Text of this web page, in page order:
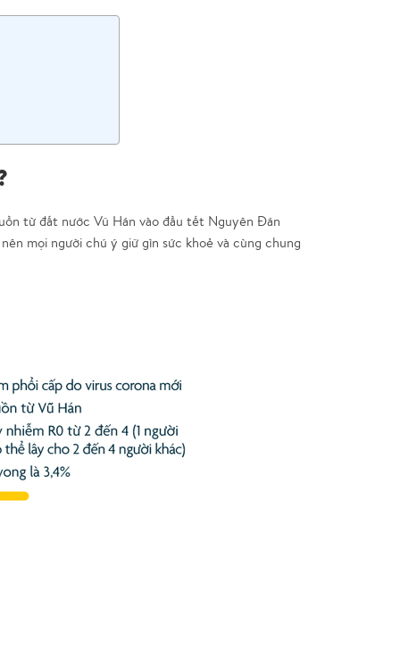
từ đất nước Vũ Hán vào đầu tết Nguyên Đán
mọi người chú ý giữ gìn sức khoẻ và cùng chung